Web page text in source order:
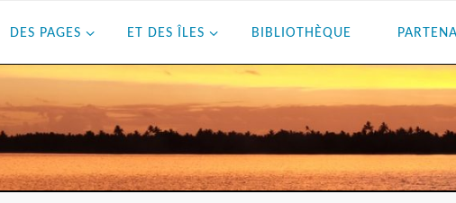
DES PAGES ET DES ÎLES BIBLIOTHÈQUE